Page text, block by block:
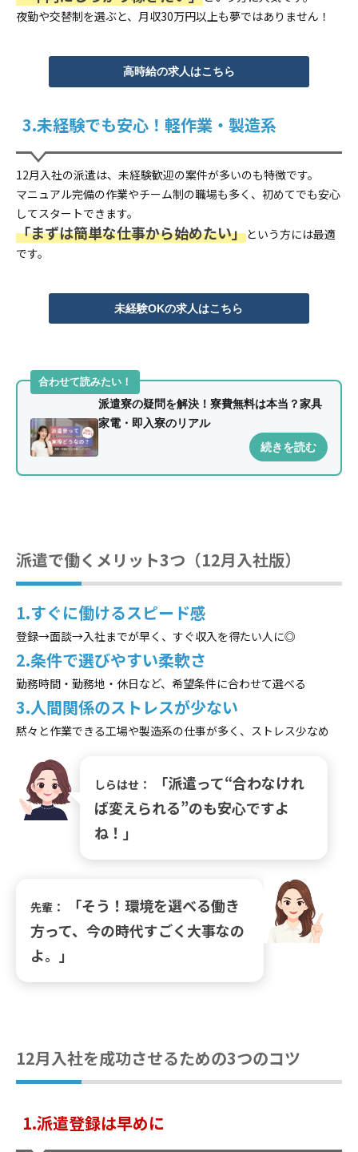
夜勤や交替制を選ぶと、月収30万円以上も夢ではありません！
高時給の求人はこちら
3.未経験でも安心！軽作業・製造系
12月入社の派遣は、未経験歓迎の案件が多いのも特徴です。
マニュアル完備の作業やチーム制の職場も多く、初めてでも安心
してスタートできます。
「まずは簡単な仕事から始めたい」という方には最適
です。
未経験OKの求人はこちら
合わせて読みたい！
派遣寮の疑問を解決！寮費無料は本当？家具
家電・即入寮のリアル
続きを読む
派遣で働くメリット3つ（12月入社版）
1.すぐに働けるスピード感
登録→面談→入社までが早く、すぐ収入を得たい人に◎
2.条件で選びやすい柔軟さ
勤務時間・勤務地・休日など、希望条件に合わせて選べる
3.人間関係のストレスが少ない
黙々と作業できる工場や製造系の仕事が多く、ストレス少なめ
しらはせ：
「派遣って“合わなけれ
ば変えられる”のも安心ですよ
ね！」
先輩：
「そう！環境を選べる働き
方って、今の時代すごく大事なの
よ。」
12月入社を成功させるための3つのコツ
1.派遣登録は早めに